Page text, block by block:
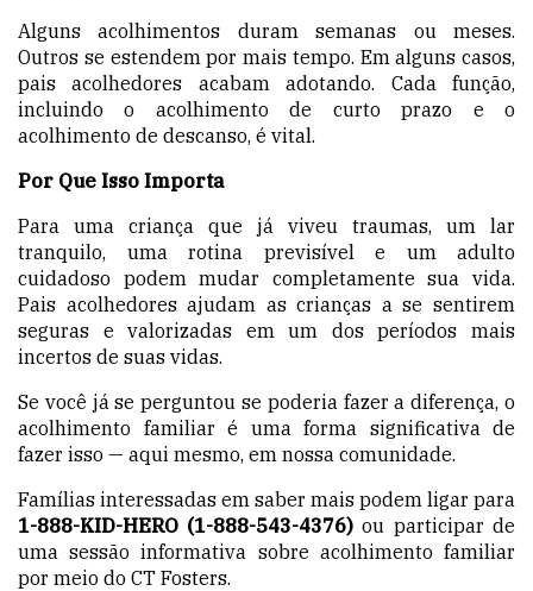
Alguns acolhimentos duram semanas ou meses.
Outros se estendem por mais tempo. Em alguns casos,
pais acolhedores acabam adotando. Cada função,
incluindo o acolhimento de curto prazo e o
acolhimento de descanso, é vital.
Por Que Isso Importa
Para uma criança que já viveu traumas, um lar
tranquilo, uma rotina previsível e um adulto
cuidadoso podem mudar completamente sua vida.
Pais acolhedores ajudam as crianças a se sentirem
seguras e valorizadas em um dos períodos mais
incertos de suas vidas.
Se você já se perguntou se poderia fazer a diferença, o
acolhimento familiar é uma forma significativa de
fazer isso — aqui mesmo, em nossa comunidade.
Famílias interessadas em saber mais podem ligar para
1-888-KID-HERO (1-888-543-4376) ou participar de
uma sessão informativa sobre acolhimento familiar
por meio do CT Fosters.